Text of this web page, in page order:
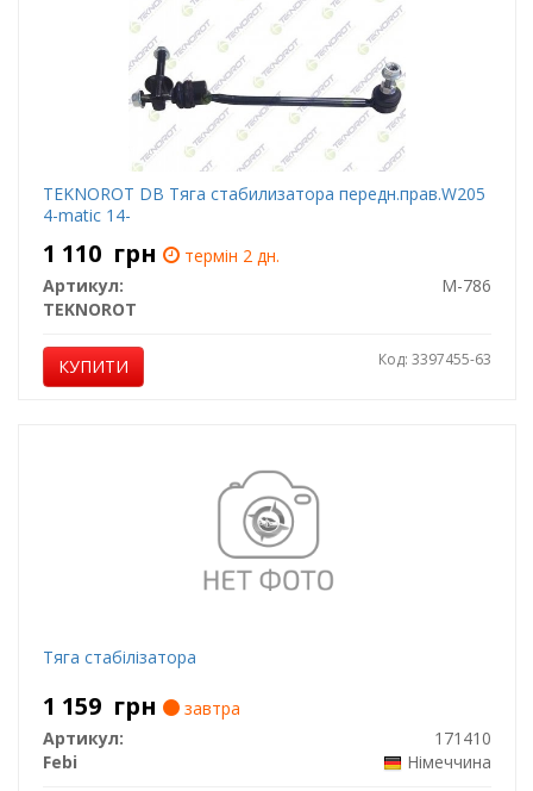
TEKNOROT DB Тяга стабилизатора передн.прав.W205
4-matic 14-
1 110 грн
термін 2 дн.
Артикул:
M-786
TEKNOROT
КУПИТИ Код: 3397455-63
Тяга стабілізатора
1 159 грн
завтра
Артикул:
171410
Febi
Німеччина